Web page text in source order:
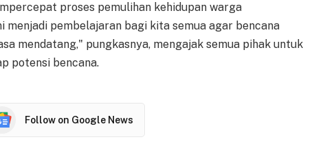
proses pemulihan kehidupan warga
menjadi pembelajaran bagi kita semua agar bencana
mendatang," pungkasnya, mengajak semua pihak untuk
potensi bencana.
Follow on Google News